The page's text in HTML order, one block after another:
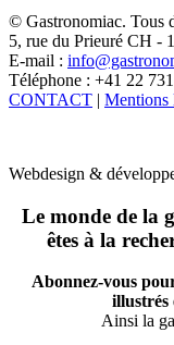
© Gastronomiac. Tous
5, rue du Prieuré CH -
E-mail :
Téléphone : +41 22
CONTACT | Mentions
Webdesign &
Le monde de la
êtes à la
Abonnez-vous
illustrés
Ainsi la